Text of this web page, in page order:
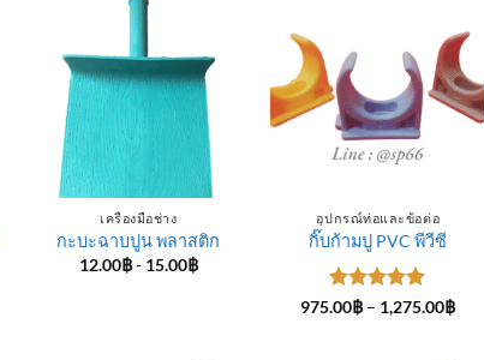
เครื่องมือช่าง
กะบะฉาบปูน พลาสติก
12.00฿- 15.00฿
อุปกรณ์ท่อและข้อต่อ
กิ๊บก้ามปู PVC พีวีซี
ให้คะแนน
975.00฿ – 1,275.00฿Price